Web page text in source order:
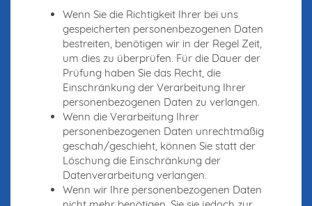
Wenn Sie die Richtigkeit Ihrer bei uns
gespeicherten personenbezogenen Daten
bestreiten, benötigen wir in der Regel Zeit,
um dies zu überprüfen. Für die Dauer der
Prüfung haben Sie das Recht, die
Einschränkung der Verarbeitung Ihrer
personenbezogenen Daten zu verlangen.
Wenn die Verarbeitung Ihrer
personenbezogenen Daten unrechtmäßig
geschah/geschieht, können Sie statt der
Löschung die Einschränkung der
Datenverarbeitung verlangen.
Wenn wir Ihre personenbezogenen Daten